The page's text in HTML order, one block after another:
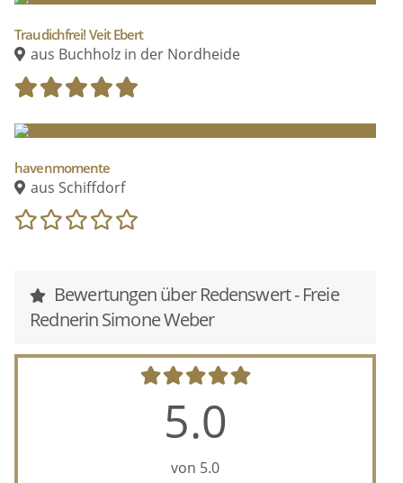
Traudichfrei! Veit Ebert
aus Buchholz in der Nordheide
havenmomente
aus Schiffdorf
Bewertungen über Redenswert - Freie
Rednerin Simone Weber
5.0
von 5.0